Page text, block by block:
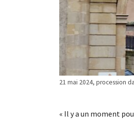
21 mai 2024, procession
« Il y a un moment